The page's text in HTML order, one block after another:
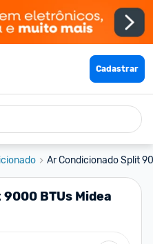
Cadastrar
Ar Condicionado Split
BTUs Midea